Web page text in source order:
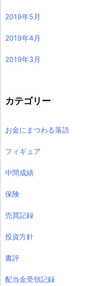
2019年5月
2019年4月
2019年3月
カテゴリー
お金にまつわる落語
フィギュア
中間成績
保険
売買記録
投資方針
書評
配当金受領記録